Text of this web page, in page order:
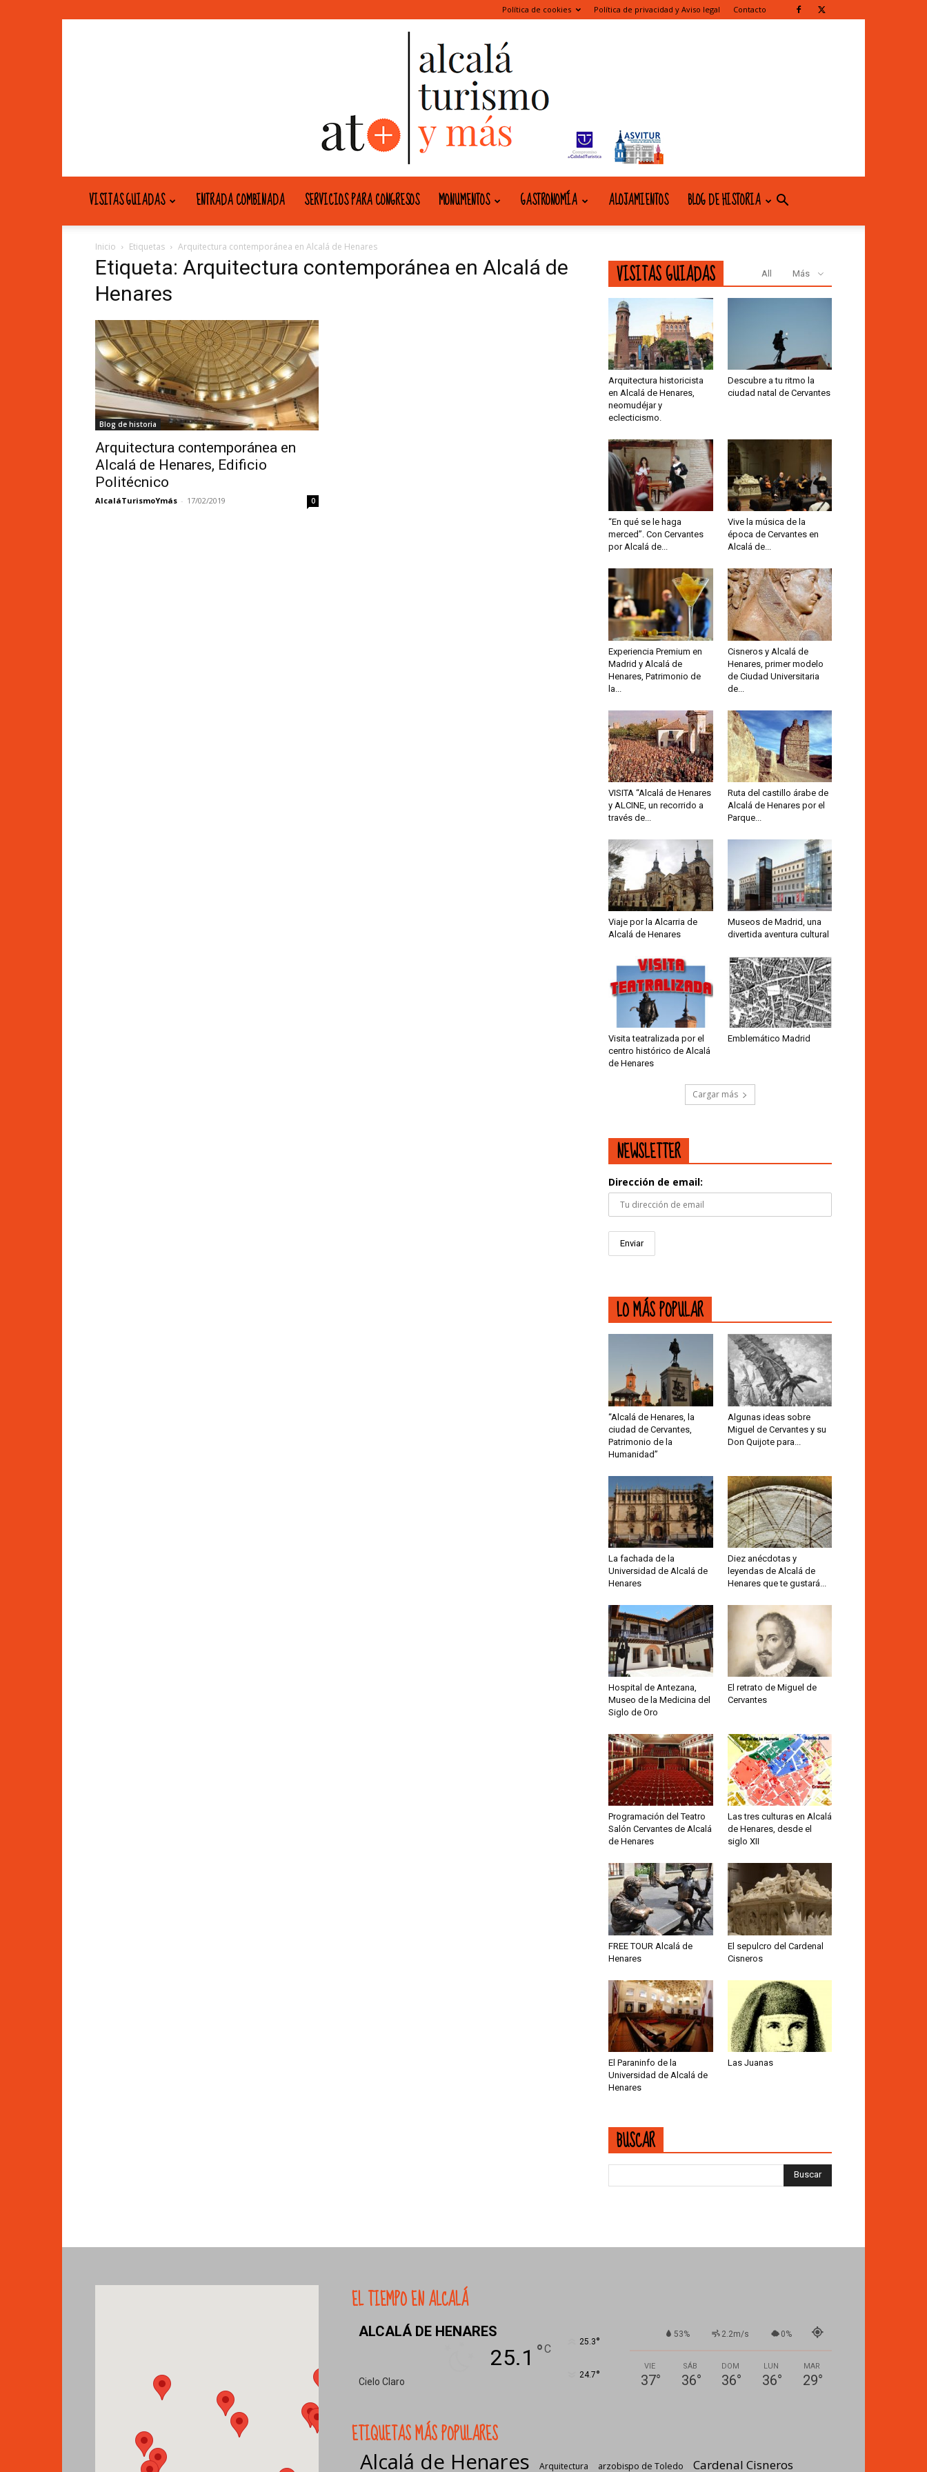
Política de cookies Política de privacidad y Aviso legal Contacto
VISITAS GUIADAS ENTRADA COMBINADA SERVICIOS PARA CONGRESOS MONUMENTOS GASTRONOMÍA ALOJAMIENTOS BLOG DE HISTORIA
Inicio Etiquetas Arquitectura contemporánea en Alcalá de Henares
Etiqueta: Arquitectura contemporánea en Alcalá de
Henares
Blog de historia
Arquitectura contemporánea en
Alcalá de Henares, Edificio
Politécnico
AlcaláTurismoYmás - 17/02/2019 0
VISITAS GUIADAS All Más
Arquitectura historicista
en Alcalá de Henares,
neomudéjar y
eclecticismo.
Descubre a tu ritmo la
ciudad natal de Cervantes
“En qué se le haga
merced”. Con Cervantes
por Alcalá de...
Vive la música de la
época de Cervantes en
Alcalá de...
Experiencia Premium en
Madrid y Alcalá de
Henares, Patrimonio de
la...
Cisneros y Alcalá de
Henares, primer modelo
de Ciudad Universitaria
de...
VISITA “Alcalá de Henares
y ALCINE, un recorrido a
través de...
Ruta del castillo árabe de
Alcalá de Henares por el
Parque...
Viaje por la Alcarria de
Alcalá de Henares
Museos de Madrid, una
divertida aventura cultural
Visita teatralizada por el
centro histórico de Alcalá
de Henares
Emblemático Madrid
Cargar más
NEWSLETTER
Dirección de email:
LO MÁS POPULAR
“Alcalá de Henares, la
ciudad de Cervantes,
Patrimonio de la
Humanidad”
Algunas ideas sobre
Miguel de Cervantes y su
Don Quijote para...
La fachada de la
Universidad de Alcalá de
Henares
Diez anécdotas y
leyendas de Alcalá de
Henares que te gustará...
Hospital de Antezana,
Museo de la Medicina del
Siglo de Oro
El retrato de Miguel de
Cervantes
Programación del Teatro
Salón Cervantes de Alcalá
de Henares
Las tres culturas en Alcalá
de Henares, desde el
siglo XII
FREE TOUR Alcalá de
Henares
El sepulcro del Cardenal
Cisneros
El Paraninfo de la
Universidad de Alcalá de
Henares
Las Juanas
BUSCAR
EL TIEMPO EN ALCALÁ
ALCALÁ DE HENARES
Cielo Claro
25.1 °C
25.3°
24.7°
53% 2.2m/s 0%
VIE
37°
SÁB
36°
DOM
36°
LUN
36°
MAR
29°
ETIQUETAS MÁS POPULARES
Alcalá de Henares Arquitectura arzobispo de Toledo Cardenal Cisneros